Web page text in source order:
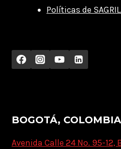
Políticas de
BOGOTÁ,
Avenida Calle 24 No. 95-12,